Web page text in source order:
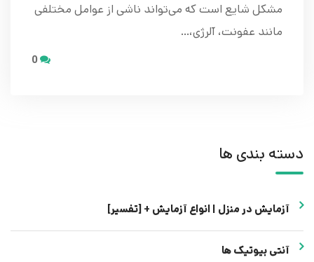
مشکل شایع است که می‌تواند ناشی از عوامل مختلفی
مانند عفونت، آلرژی،…
دسته بندی ها
آزمایش در منزل | انواع آزمایش + [تفسیر]
آنتی بیوتیک ها